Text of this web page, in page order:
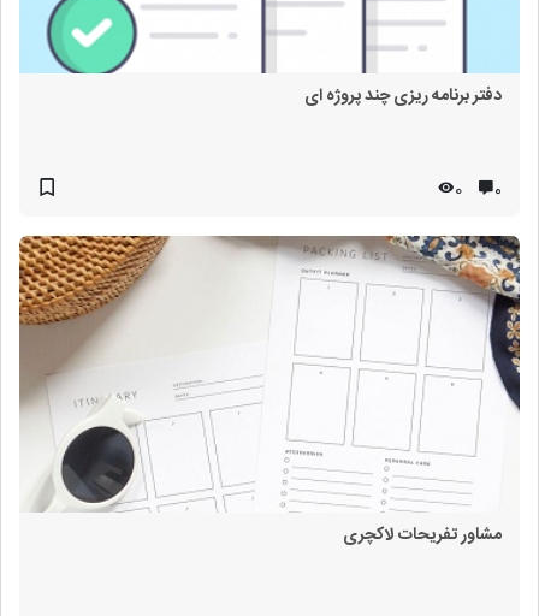
دفتر برنامه ریزی چند پروژه ای
۰ 0
مشاور تفریحات لاکچری